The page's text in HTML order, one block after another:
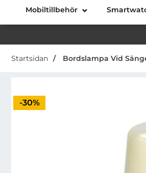
Mobiltillbehör
Startsidan Bordslampa Vid
Priset är nedsatt med
-30%